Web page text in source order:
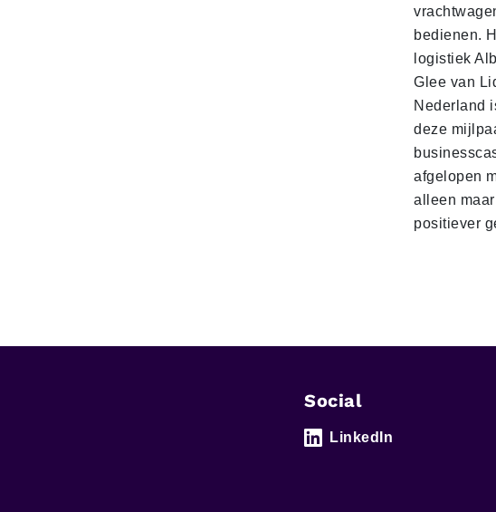
bedienen.
logistiek
Glee van
Nederland
deze
afgelopen
alleen maar
positiever
Social
LinkedIn